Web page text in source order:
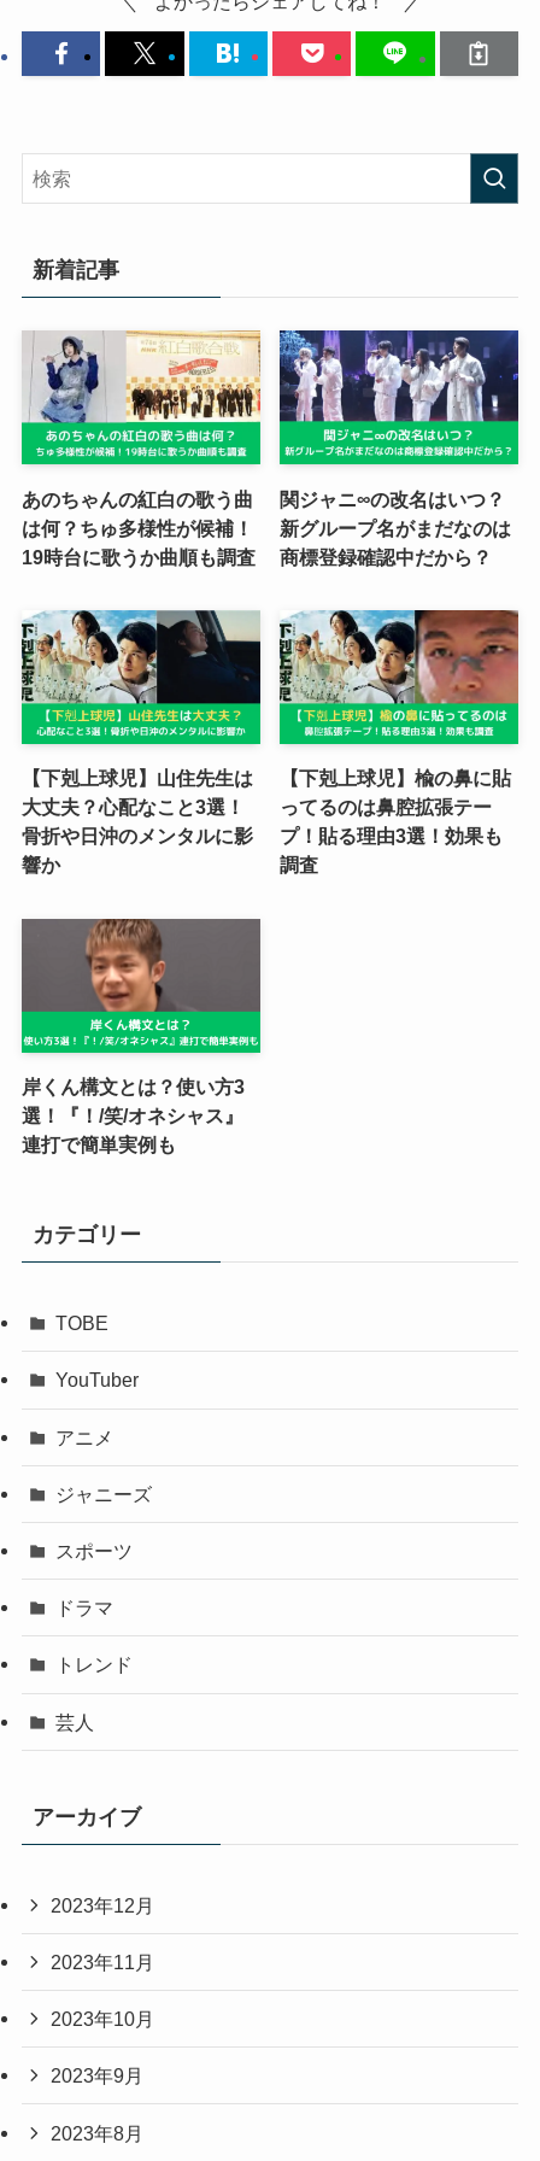
新着記事
あのちゃんの紅白の歌う曲
は何？ちゅ多様性が候補！
19時台に歌うか曲順も調査
関ジャニ∞の改名はいつ？
新グループ名がまだなのは
商標登録確認中だから？
【下剋上球児】山住先生は
大丈夫？心配なこと3選！
骨折や日沖のメンタルに影
響か
【下剋上球児】楡の鼻に貼
ってるのは鼻腔拡張テー
プ！貼る理由3選！効果も
調査
岸くん構文とは？使い方3
選！『！/笑/オネシャス』
連打で簡単実例も
カテゴリー
TOBE
YouTuber
アニメ
ジャニーズ
スポーツ
ドラマ
トレンド
芸人
アーカイブ
2023年12月
2023年11月
2023年10月
2023年9月
2023年8月